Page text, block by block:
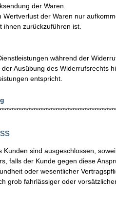
der Waren.
der Waren nur
ihnen zurückzuführen ist.
während der
Ausübung des Widerrufsrechts
entspricht.
Kunden sind ausgeschlossen,
falls der Kunde gegen diese
oder wesentlicher
grob fahrlässiger oder